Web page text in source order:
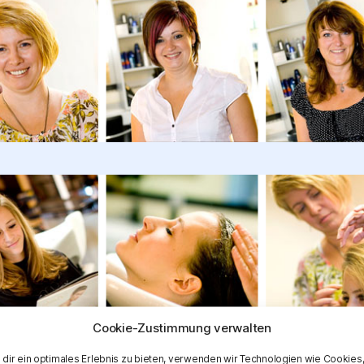
Cookie-Zustimmung verwalten
dir ein optimales Erlebnis zu bieten, verwenden wir Technologien wie Cookies,